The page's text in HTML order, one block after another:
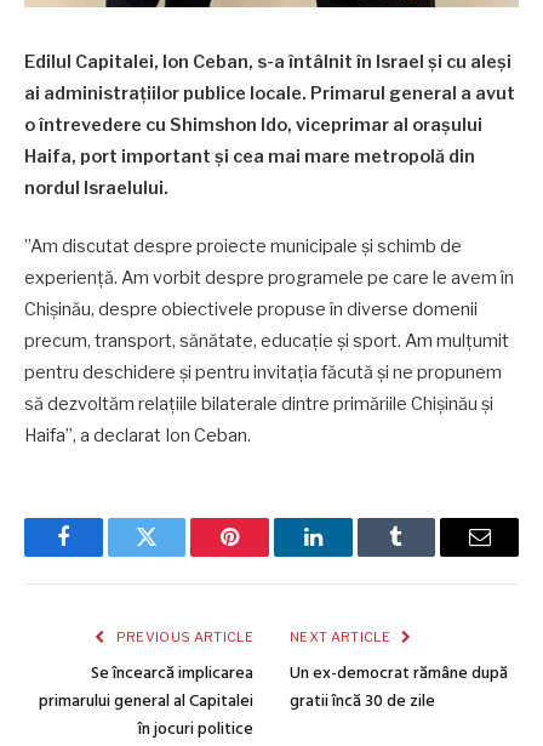
Edilul Capitalei, Ion Ceban, s-a întâlnit în Israel și cu aleși
ai administrațiilor publice locale. Primarul general a avut
o întrevedere cu Shimshon Ido, viceprimar al orașului
Haifa, port important și cea mai mare metropolă din
nordul Israelului.
”Am discutat despre proiecte municipale și schimb de
experiență. Am vorbit despre programele pe care le avem în
Chișinău, despre obiectivele propuse în diverse domenii
precum, transport, sănătate, educație și sport. Am mulțumit
pentru deschidere și pentru invitația făcută și ne propunem
să dezvoltăm relațiile bilaterale dintre primăriile Chișinău și
Haifa”, a declarat Ion Ceban.
FacebookTwitter Pinterest LinkedInTumblr Email
PREVIOUS ARTICLE
Se încearcă implicarea
primarului general al Capitalei
în jocuri politice
NEXT ARTICLE
Un ex-democrat rămâne după
gratii încă 30 de zile